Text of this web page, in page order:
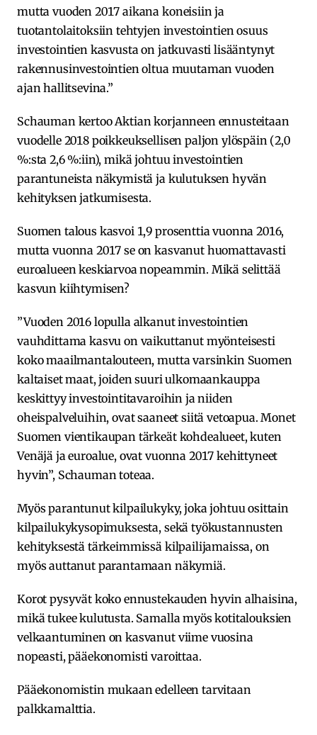
mutta vuoden 2017 aikana koneisiin ja
tuotantolaitoksiin tehtyjen investointien osuus
investointien kasvusta on jatkuvasti lisääntynyt
rakennusinvestointien oltua muutaman vuoden
ajan hallitsevina.”
Schauman kertoo Aktian korjanneen ennusteitaan
vuodelle 2018 poikkeuksellisen paljon ylöspäin (2,0
%:sta 2,6 %:iin), mikä johtuu investointien
parantuneista näkymistä ja kulutuksen hyvän
kehityksen jatkumisesta.
Suomen talous kasvoi 1,9 prosenttia vuonna 2016,
mutta vuonna 2017 se on kasvanut huomattavasti
euroalueen keskiarvoa nopeammin. Mikä selittää
kasvun kiihtymisen?
”Vuoden 2016 lopulla alkanut investointien
vauhdittama kasvu on vaikuttanut myönteisesti
koko maailmantalouteen, mutta varsinkin Suomen
kaltaiset maat, joiden suuri ulkomaankauppa
keskittyy investointitavaroihin ja niiden
oheispalveluihin, ovat saaneet siitä vetoapua. Monet
Suomen vientikaupan tärkeät kohdealueet, kuten
Venäjä ja euroalue, ovat vuonna 2017 kehittyneet
hyvin”, Schauman toteaa.
Myös parantunut kilpailukyky, joka johtuu osittain
kilpailukykysopimuksesta, sekä työkustannusten
kehityksestä tärkeimmissä kilpailijamaissa, on
myös auttanut parantamaan näkymiä.
Korot pysyvät koko ennustekauden hyvin alhaisina,
mikä tukee kulutusta. Samalla myös kotitalouksien
velkaantuminen on kasvanut viime vuosina
nopeasti, pääekonomisti varoittaa.
Pääekonomistin mukaan edelleen tarvitaan
palkkamalttia.